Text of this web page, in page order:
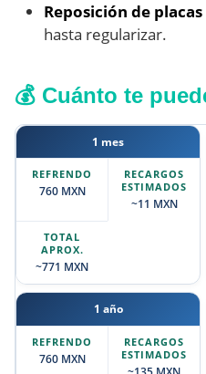
Reposición de
hasta regularizar.
💰 Cuánto te
1 mes
760 MXN
~11 MXN
~771 MXN
1 año
760 MXN